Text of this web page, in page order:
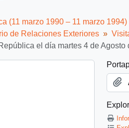
(11 marzo 1990 – 11 marzo 1994)
de Relaciones Exteriores
el día martes 4 de Agosto